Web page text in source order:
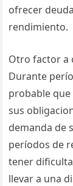
ofrecer
rendimiento.
Otro factor a
Durante
probable
sus
demanda de
períodos de
tener
llevar a una